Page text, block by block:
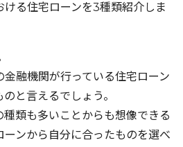
る住宅ローンを3種類紹介しま
金融機関が行っている住宅ローン
と言えるでしょう。
類も多いことからも想像できる
ーンから自分に合ったものを選べ